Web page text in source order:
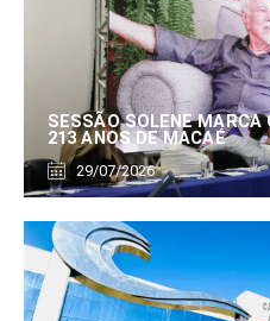
SESSÃO SOLENE MARCA
213 ANOS DE MACAÉ
29/07/2026